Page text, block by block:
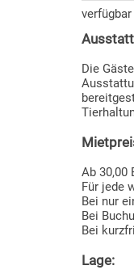
verfügbar
Die
Ab 30,00
Für jede
Bei nur
Bei
Bei
Lage: